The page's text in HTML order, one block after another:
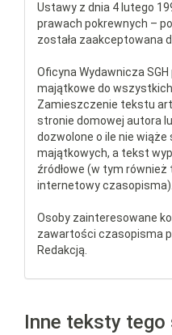
Ustawy z dnia 4 lutego
prawach pokrewnych –
została zaakceptowana
Oficyna Wydawnicza
majątkowe do
Zamieszczenie tekstu
stronie domowej autora
dozwolone o ile nie
majątkowych, a tekst
źródłowe (w tym również
internetowy czasopisma).
Osoby zainteresowane
zawartości czasopisma
Redakcją.
Inne teksty tego